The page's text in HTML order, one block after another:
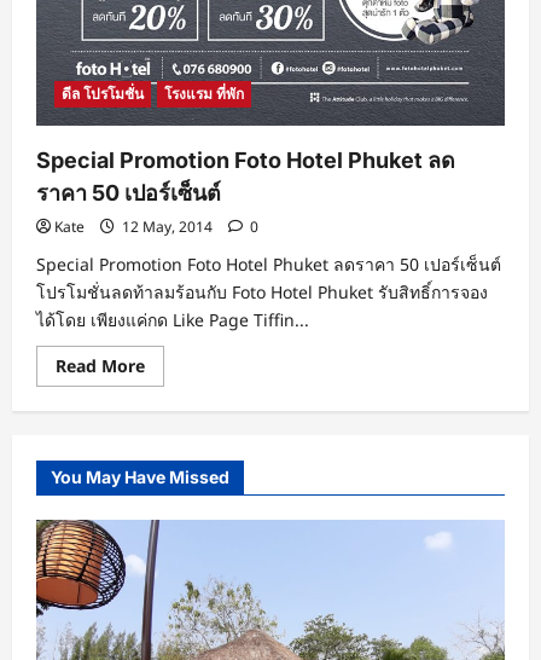
ดีล โปรโมชั่น โรงแรม ที่พัก
Special Promotion Foto Hotel Phuket ลด
ราคา 50 เปอร์เซ็นต์
Kate 12 May, 2014 0
Special Promotion Foto Hotel Phuket ลดราคา 50 เปอร์เซ็นต์
โปรโมชั่นลดท้าลมร้อนกับ Foto Hotel Phuket รับสิทธิ์การจอง
ได้โดย เพียงแค่กด Like Page Tiffin...
Read MoreRead
more
Special
Hotel
Phuket
ลด
ราคา
50
เปอร์เซ็นต์
You May Have Missed